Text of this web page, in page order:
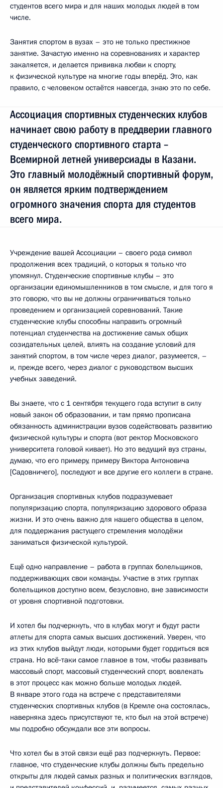
студентов всего мира и для наших молодых людей в том
числе.
Занятия спортом в вузах – это не только престижное
занятие. Зачастую именно на соревнованиях и характер
закаляется, и делается прививка любви к спорту,
к физической культуре на многие годы вперёд. Это, как
правило, с человеком остаётся навсегда, знаю это по себе.
Ассоциация спортивных студенческих клубов
начинает свою работу в преддверии главного
студенческого спортивного старта –
Всемирной летней универсиады в Казани.
Это главный молодёжный спортивный форум,
он является ярким подтверждением
огромного значения спорта для студентов
всего мира.
Учреждение вашей Ассоциации – своего рода символ
продолжения всех традиций, о которых я только что
упомянул. Студенческие спортивные клубы – это
организации единомышленников в том смысле, и для того я
это говорю, что вы не должны ограничиваться только
проведением и организацией соревнований. Такие
студенческие клубы способны направить огромный
потенциал студенчества на достижение самых общих
созидательных целей, влиять на создание условий для
занятий спортом, в том числе через диалог, разумеется, –
и, прежде всего, через диалог с руководством высших
учебных заведений.
Вы знаете, что с 1 сентября текущего года вступит в силу
новый закон об образовании, и там прямо прописана
обязанность администрации вузов содействовать развитию
физической культуры и спорта (вот ректор Московского
университета головой кивает). Но это ведущий вуз страны,
думаю, что его примеру, примеру Виктора Антоновича
[Садовничего], последуют и все другие его коллеги в стране.
Организация спортивных клубов подразумевает
популяризацию спорта, популяризацию здорового образа
жизни. И это очень важно для нашего общества в целом,
для поддержания растущего стремления молодёжи
заниматься физической культурой.
Ещё одно направление – работа в группах болельщиков,
поддерживающих свои команды. Участие в этих группах
болельщиков доступно всем, безусловно, вне зависимости
от уровня спортивной подготовки.
И хотел бы подчеркнуть, что в клубах могут и будут расти
атлеты для спорта самых высших достижений. Уверен, что
из этих клубов выйдут люди, которыми будет гордиться вся
страна. Но всё‑таки самое главное в том, чтобы развивать
массовый спорт, массовый студенческий спорт, вовлекать
в этот процесс как можно больше молодых людей.
В январе этого года на встрече с представителями
студенческих спортивных клубов (в Кремле она состоялась,
наверняка здесь присутствуют те, кто был на этой встрече)
мы подробно обсуждали все эти вопросы.
Что хотел бы в этой связи ещё раз подчеркнуть. Первое:
главное, что студенческие клубы должны быть предельно
открыты для людей самых разных и политических взглядов,